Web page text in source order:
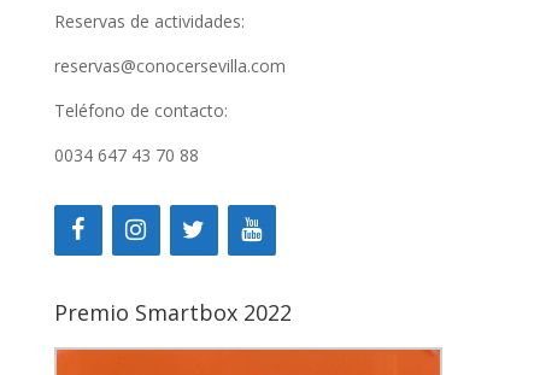
Reservas de actividades:
reservas@conocersevilla.com
Teléfono de contacto:
0034 647 43 70 88
Premio Smartbox 2022